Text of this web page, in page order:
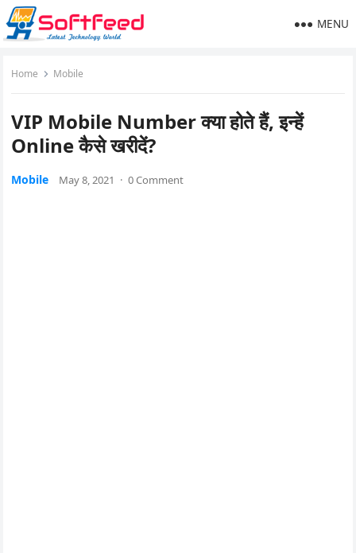
MENU
Home Mobile
VIP Mobile Number क्या होते हैं, इन्हें
Online कैसे खरीदें?
Mobile May 8, 2021 · 0 Comment